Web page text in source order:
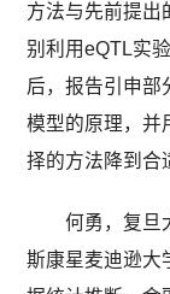
方法与先前提出
别利用eQTL实
后，报告引申部
模型的原理，并
择的方法降到合
何勇，复旦
斯康星麦迪逊大